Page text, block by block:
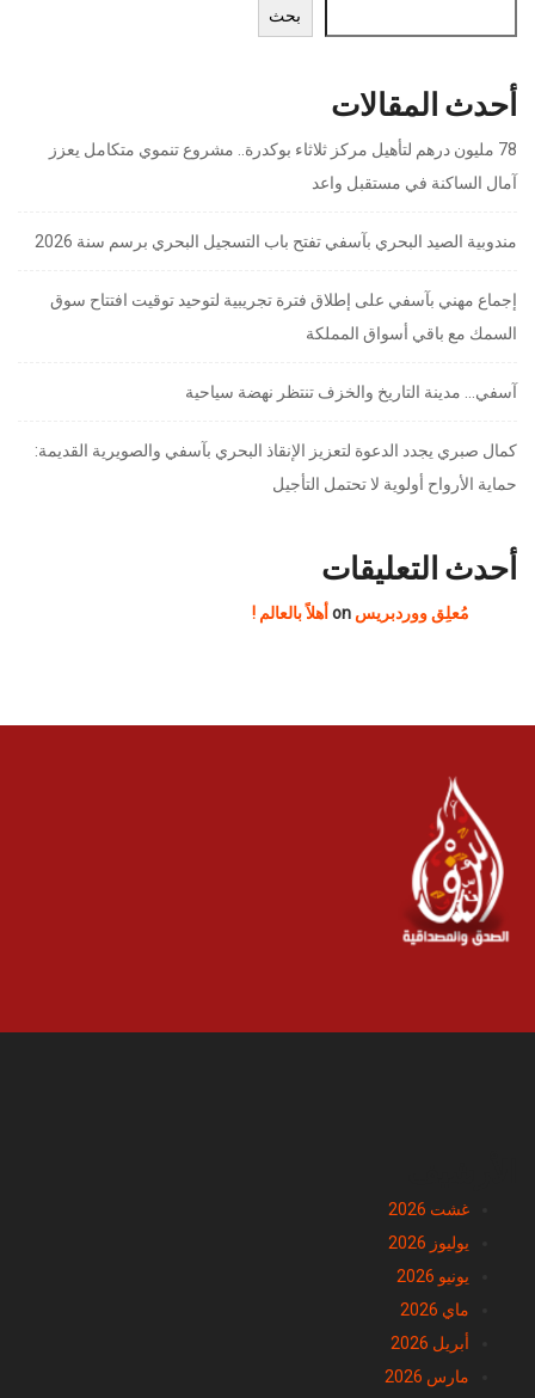
بحث
أحدث المقالات
78 مليون درهم لتأهيل مركز ثلاثاء بوكدرة.. مشروع تنموي متكامل يعزز
آمال الساكنة في مستقبل واعد
مندوبية الصيد البحري بآسفي تفتح باب التسجيل البحري برسم سنة 2026
إجماع مهني بآسفي على إطلاق فترة تجريبية لتوحيد توقيت افتتاح سوق
السمك مع باقي أسواق المملكة
آسفي… مدينة التاريخ والخزف تنتظر نهضة سياحية
كمال صبري يجدد الدعوة لتعزيز الإنقاذ البحري بآسفي والصويرية القديمة:
حماية الأرواح أولوية لا تحتمل التأجيل
أحدث التعليقات
مُعلِق ووردبريس أهلاً بالعالم !
غشت 2026
يوليوز 2026
يونيو 2026
ماي 2026
أبريل 2026
مارس 2026